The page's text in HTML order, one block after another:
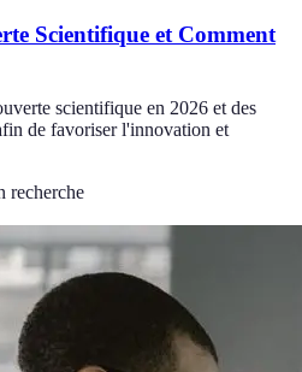
Scientifique et Comment
scientifique en 2026 et des
de favoriser l'innovation et
recherche